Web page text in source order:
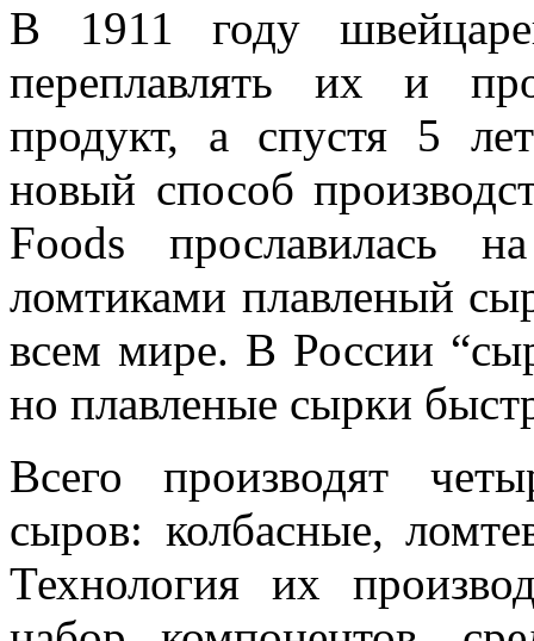
В 1911 году
переплавлять их и
продукт, а спустя 5
новый способ
Foods прославилась
ломтиками плавленый
всем мире. В России
но плавленые сырки
Всего производят
сыров: колбасные,
Технология их